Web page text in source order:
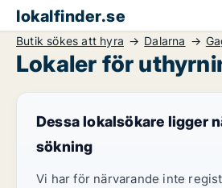
lokalfinder.se
Butik sökes att hyra Dalarna
Lokaler för
Dessa lokalsökare ligger
sökning
Vi har för närvarande inte